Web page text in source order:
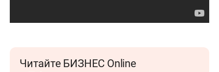
Читайте БИЗНЕС Online